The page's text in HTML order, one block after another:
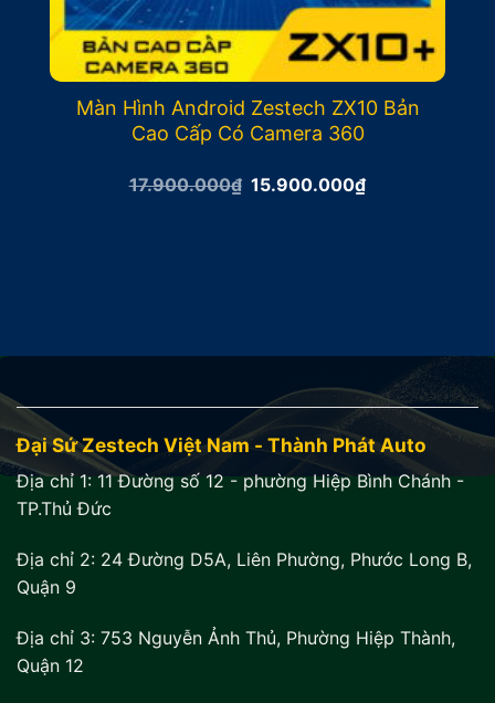
Màn Hình Android Zestech ZX10 Bản
Cao Cấp Có Camera 360
17.900.000₫ Giá
15.900.000₫Giá
Đại Sứ Zestech Việt Nam - Thành Phát Auto
Địa chỉ 1: 11 Đường số 12 - phường Hiệp Bình Chánh -
TP.Thủ Đức
Địa chỉ 2: 24 Đường D5A, Liên Phường, Phước Long B,
Quận 9
Địa chỉ 3: 753 Nguyễn Ảnh Thủ, Phường Hiệp Thành,
Quận 12